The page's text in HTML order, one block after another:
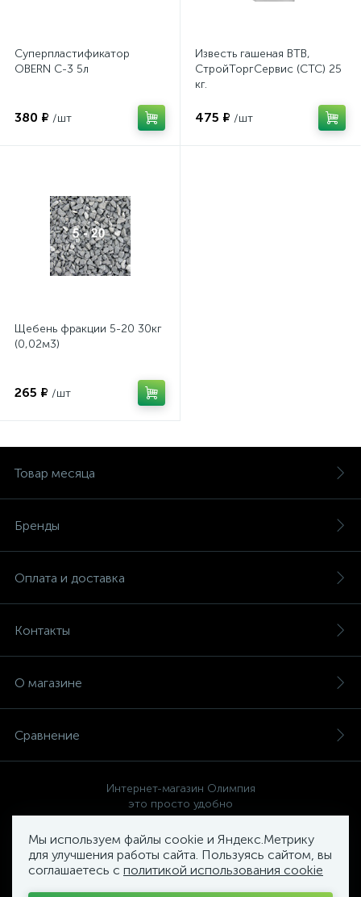
Суперпластификатор
OBERN С-3 5л
380 ₽ /шт
Известь гашеная ВТВ,
СтройТоргСервис (СТС) 25
кг.
475 ₽ /шт
Щебень фракции 5-20 30кг
(0,02м3)
265 ₽ /шт
Мы используем файлы cookie и Яндекс.Метрику
для улучшения работы сайта. Пользуясь сайтом, вы
соглашаетесь с политикой использования cookie
Товар месяца
Бренды
Оплата и доставка
Контакты
О магазине
Сравнение
Интернет-магазин Олимпия
это просто удобно
Политика компании в отношении обработки персональных
данных